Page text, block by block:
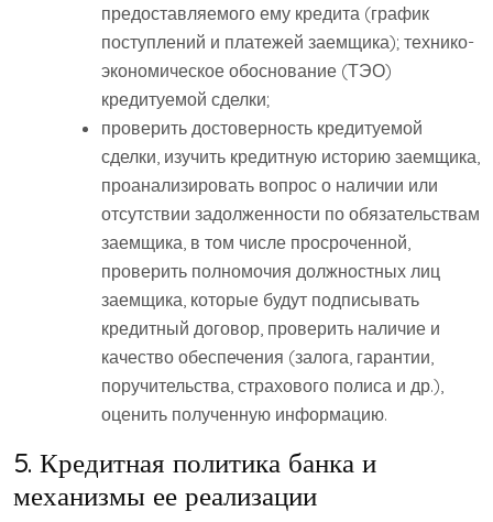
предоставляемого ему кредита (график
поступлений и платежей заемщика); технико-
экономическое обоснование (ТЭО)
кредитуемой сделки;
проверить достоверность кредитуемой
сделки, изучить кредитную историю заемщика,
проанализировать вопрос о наличии или
отсутствии задолженности по обязательствам
заемщика, в том числе просроченной,
проверить полномочия должностных лиц
заемщика, которые будут подписывать
кредитный договор, проверить наличие и
качество обеспечения (залога, гарантии,
поручительства, страхового полиса и др.),
оценить полученную информацию.
5. Кредитная политика банка и
механизмы ее реализации